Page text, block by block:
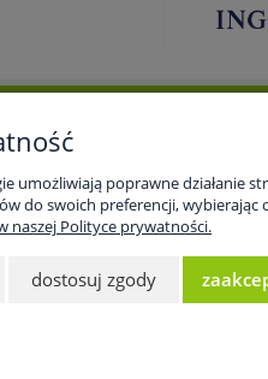
i dostawa
dostawy
realizacji zamówień
Twoje
umożliwiają poprawne działanie
do swoich preferencji, wybierając
naszej Polityce prywatności.
dostosuj zgody